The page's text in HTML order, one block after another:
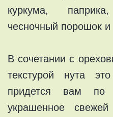
куркума,
чесночный порошок
В сочетании с
текстурой нута
придется вам по
украшенное